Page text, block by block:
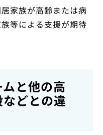
家族が高齢または病
等による支援が期待
と他の高
どとの違